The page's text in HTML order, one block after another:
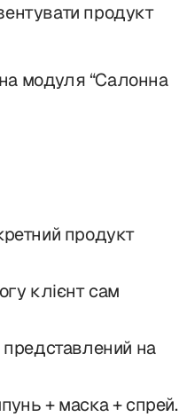
продукт
модуля “Салонна
продукт
клієнт сам
на
+ маска + спрей.